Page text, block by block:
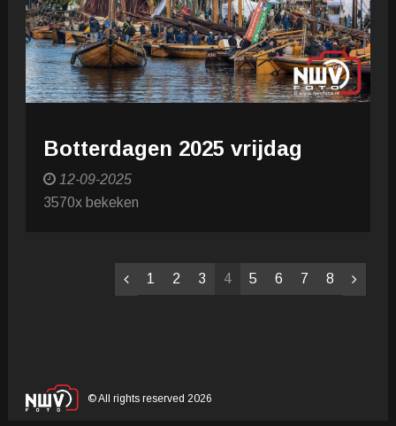
Botterdagen 2025 vrijdag
12-09-2025
3570x bekeken
1 2 3 4 5 6 7 8
© All rights reserved 2026